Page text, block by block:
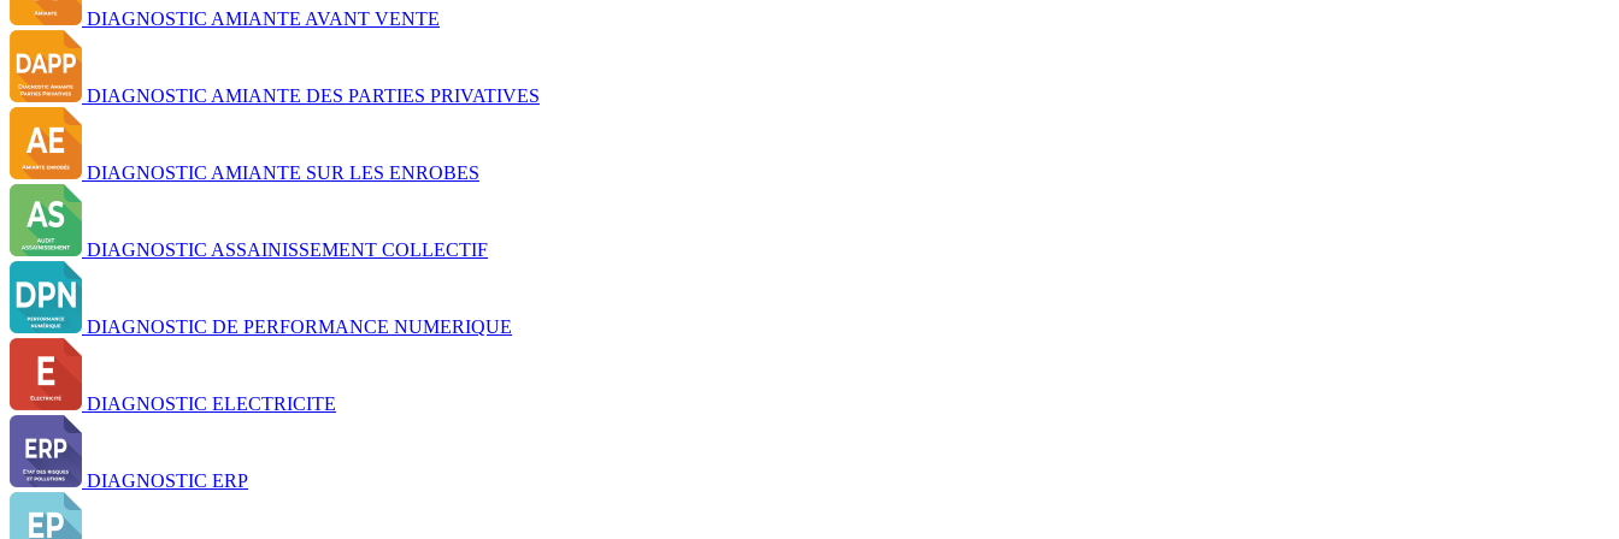
DIAGNOSTIC AMIANTE AVANT VENTE
DIAGNOSTIC AMIANTE DES PARTIES PRIVATIVES
DIAGNOSTIC AMIANTE SUR LES ENROBES
DIAGNOSTIC ASSAINISSEMENT COLLECTIF
DIAGNOSTIC DE PERFORMANCE NUMERIQUE
DIAGNOSTIC ELECTRICITE
DIAGNOSTIC ERP